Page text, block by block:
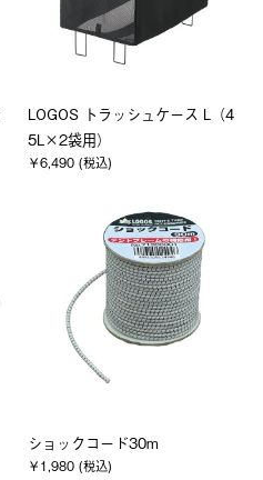
LOGOS トラッシュケース L（4
5L×2袋用）
￥6,490 (税込)
ショックコード30m
￥1,980 (税込)